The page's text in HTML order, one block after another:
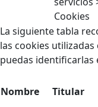
Cookies
La siguiente tabla
las cookies
puedas identificarlas
Nombre Titular